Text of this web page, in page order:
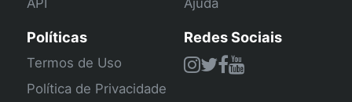
API
Ajuda
Políticas
Termos de Uso
Política de Privacidade
Redes Sociais